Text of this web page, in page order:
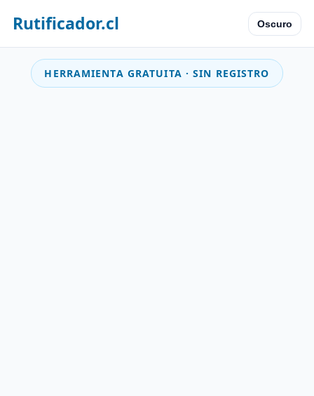
Rutificador.cl Oscuro
HERRAMIENTA GRATUITA · SIN REGISTRO